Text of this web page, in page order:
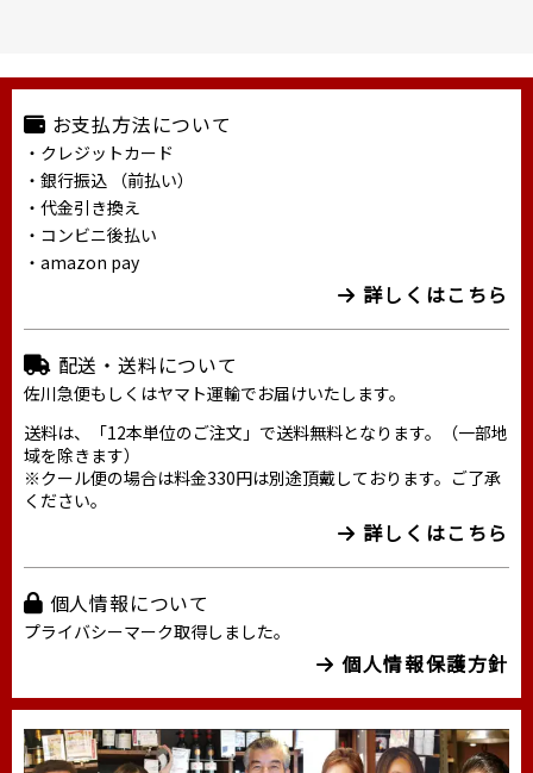
お支払方法について
・クレジットカード
・銀行振込 （前払い）
・代金引き換え
・コンビニ後払い
・amazon pay
詳しくはこちら
配送・送料について
佐川急便もしくはヤマト運輸でお届けいたします。
送料は、「12本単位のご注文」で送料無料となります。（一部地
域を除きます）
※クール便の場合は料金330円は別途頂戴しております。ご了承
ください。
詳しくはこちら
個人情報について
プライバシーマーク取得しました。
個人情報保護方針